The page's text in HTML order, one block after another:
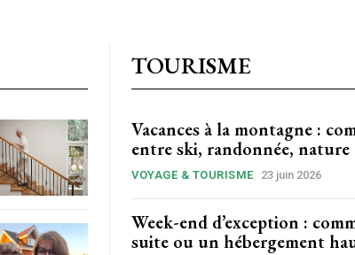
TOURISME
Vacances à la montagne :
entre ski, randonnée, nature
VOYAGE & TOURISME 23 juin 2026
Week-end d’exception :
suite ou un hébergement